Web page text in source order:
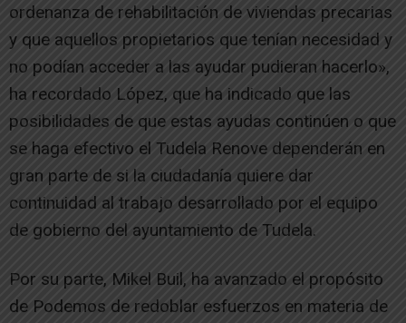
ordenanza de rehabilitación de viviendas precarias
y que aquellos propietarios que tenían necesidad y
no podían acceder a las ayudar pudieran hacerlo»,
ha recordado López, que ha indicado que las
posibilidades de que estas ayudas continúen o que
se haga efectivo el Tudela Renove dependerán en
gran parte de si la ciudadanía quiere dar
continuidad al trabajo desarrollado por el equipo
de gobierno del ayuntamiento de Tudela.
Por su parte, Mikel Buil, ha avanzado el propósito
de Podemos de redoblar esfuerzos en materia de